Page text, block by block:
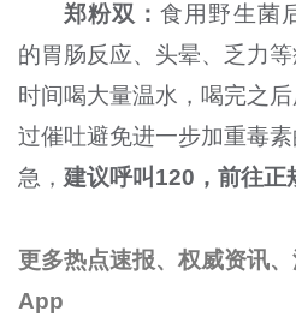
郑粉双 ：食用野生菌
的胃肠反应、头晕、乏力
时间喝大量温水，喝完之
过催吐避免进一步加重毒
急， 建议呼叫120，前往正
更多热点速报、权威资讯
App